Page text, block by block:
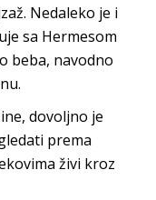
Nedaleko je i
sa Hermesom
beba, navodno
dovoljno je
prema
živi kroz